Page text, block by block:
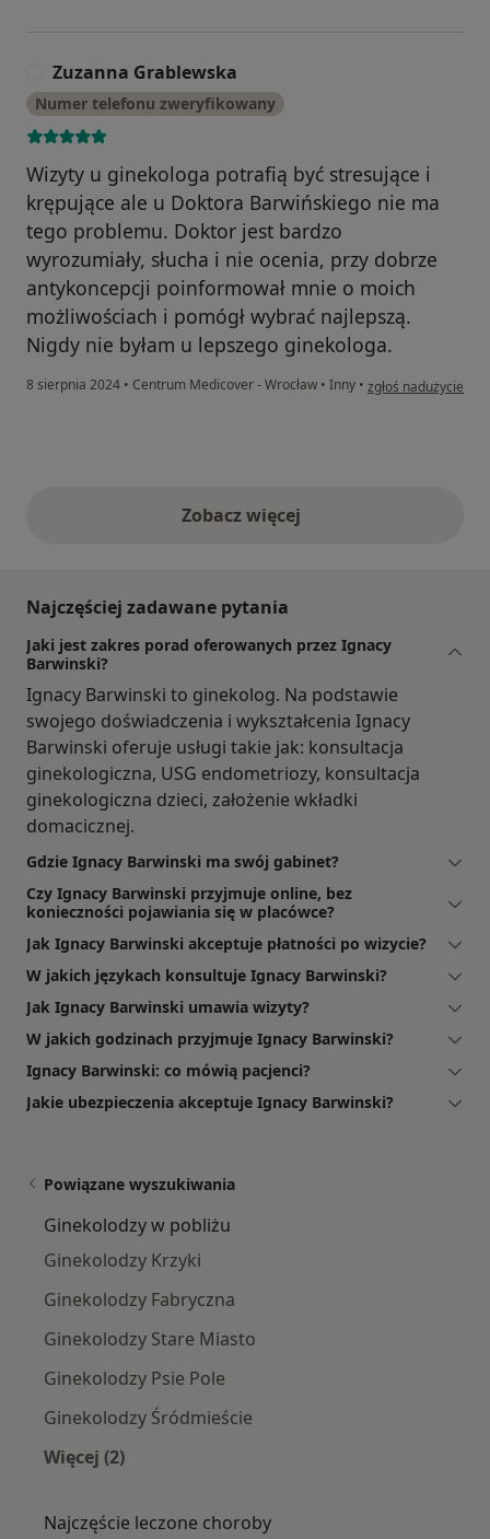
Zuzanna Grablewska
Numer telefonu zweryfikowany
Wizyty u ginekologa potrafią być stresujące i
krępujące ale u Doktora Barwińskiego nie ma
tego problemu. Doktor jest bardzo
wyrozumiały, słucha i nie ocenia, przy dobrze
antykoncepcji poinformował mnie o moich
możliwościach i pomógł wybrać najlepszą.
Nigdy nie byłam u lepszego ginekologa.
8 sierpnia 2024 • Centrum Medicover - Wrocław • Inny • w opinii
zgłoś nadużycie
Zobacz więcejopinie powyżej
Najczęściej zadawane pytania
Jaki jest zakres porad oferowanych przez Ignacy
Barwinski?
Ignacy Barwinski to ginekolog. Na podstawie
swojego doświadczenia i wykształcenia Ignacy
Barwinski oferuje usługi takie jak: konsultacja
ginekologiczna, USG endometriozy, konsultacja
ginekologiczna dzieci, założenie wkładki
domacicznej.
Gdzie Ignacy Barwinski ma swój gabinet?
Czy Ignacy Barwinski przyjmuje online, bez
konieczności pojawiania się w placówce?
Jak Ignacy Barwinski akceptuje płatności po wizycie?
W jakich językach konsultuje Ignacy Barwinski?
Jak Ignacy Barwinski umawia wizyty?
W jakich godzinach przyjmuje Ignacy Barwinski?
Ignacy Barwinski: co mówią pacjenci?
Jakie ubezpieczenia akceptuje Ignacy Barwinski?
Powiązane wyszukiwania
Ginekolodzy w pobliżu
Ginekolodzy Krzyki
Ginekolodzy Fabryczna
Ginekolodzy Stare Miasto
Ginekolodzy Psie Pole
Ginekolodzy Śródmieście
Więcej (2)
Najczęście leczone choroby